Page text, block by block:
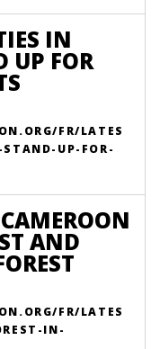
IN
UP FOR
FR/LATES
UP-FOR-
AND
FR/LATES
IN-